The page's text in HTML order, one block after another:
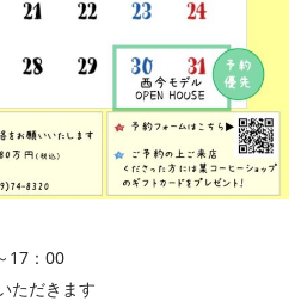
17：00
ただきます